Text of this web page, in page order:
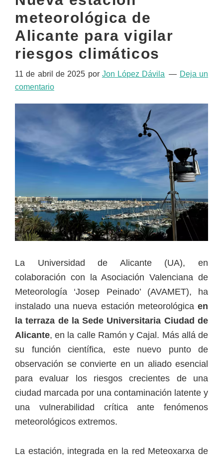
meteorológica de
Alicante para vigilar
riesgos climáticos
11 de abril de 2025 por Jon López Dávila
Deja un
comentario
La Universidad de Alicante (UA), en
colaboración con la Asociación Valenciana de
Meteorología ‘Josep Peinado’ (AVAMET), ha
instalado una nueva estación meteorológica en
la terraza de la Sede Universitaria Ciudad de
Alicante, en la calle Ramón y Cajal. Más allá de
su función científica, este nuevo punto de
observación se convierte en un aliado esencial
para evaluar los riesgos crecientes de una
ciudad marcada por una contaminación latente y
una vulnerabilidad crítica ante fenómenos
meteorológicos extremos.
La estación, integrada en la red Meteoxarxa de